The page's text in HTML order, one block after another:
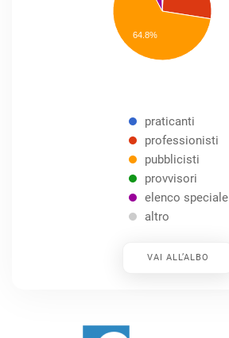
64.8%
praticanti
professionisti
pubblicisti
provvisori
elenco speciale
altro
VAI ALL’ALBO